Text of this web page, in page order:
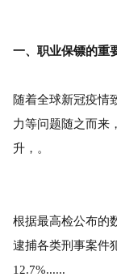
一、职业保镖的重
随着全球新冠疫情
力等问题随之而来
升，。
根据最高检公布的
逮捕各类刑事案件
12.7%......